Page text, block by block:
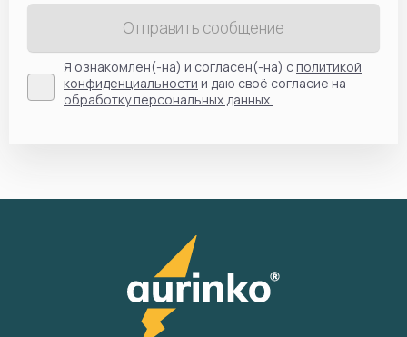
Отправить сообщение
Я ознакомлен(-на) и согласен(-на) сполитикой
конфиденциальности и даю своё согласие на
обработку персональных данных.